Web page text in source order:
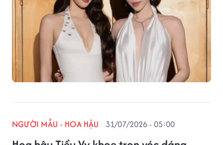
NGƯỜI MẪU - HOA HẬU 31/07/2026 - 05:00